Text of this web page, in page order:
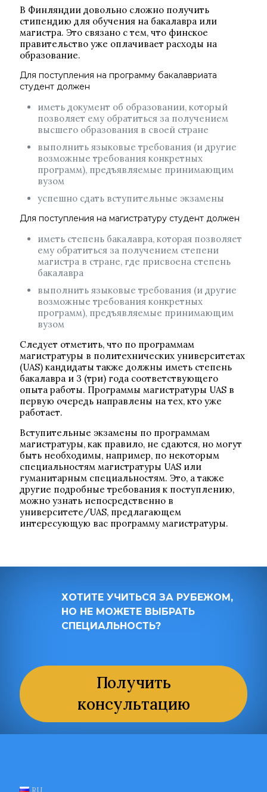
В Финляндии довольно сложно получить
стипендию для обучения на бакалавра или
магистра. Это связано с тем, что финское
правительство уже оплачивает расходы на
образование.
Для поступления на программу бакалавриата
студент должен
иметь документ об образовании, который
позволяет ему обратиться за получением
высшего образования в своей стране
выполнить языковые требования (и другие
возможные требования конкретных
программ), предъявляемые принимающим
вузом
успешно сдать вступительные экзамены
Для поступления на магистратуру студент должен
иметь степень бакалавра, которая позволяет
ему обратиться за получением степени
магистра в стране, где присвоена степень
бакалавра
выполнить языковые требования (и другие
возможные требования конкретных
программ), предъявляемые принимающим
вузом
Следует отметить, что по программам
магистратуры в политехнических университетах
(UAS) кандидаты также должны иметь степень
бакалавра и 3 (три) года соответствующего
опыта работы. Программы магистратуры UAS в
первую очередь направлены на тех, кто уже
работает.
Вступительные экзамены по программам
магистратуры, как правило, не сдаются, но могут
быть необходимы, например, по некоторым
специальностям магистратуры UAS или
гуманитарным специальностям. Это, а также
другие подробные требования к поступлению,
можно узнать непосредственно в
университете/UAS, предлагающем
интересующую вас программу магистратуры.
ХОТИТЕ УЧИТЬСЯ ЗА РУБЕЖОМ,
НО НЕ МОЖЕТЕ ВЫБРАТЬ
СПЕЦИАЛЬНОСТЬ?
Получить
консультацию
ХОТИТЕ УЧИТЬСЯ ЗА РУБЕЖОМ,
НО НЕ МОЖЕТЕ ВЫБРАТЬ
СПЕЦИАЛЬНОСТЬ?
Получить
консультацию